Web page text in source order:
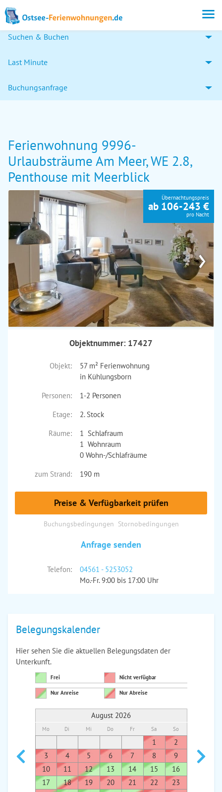
Suchen & Buchen
Last Minute
Buchungsanfrage
Ferienwohnung 9996-
Urlaubsträume Am Meer, WE 2.8,
Penthouse mit Meerblick
›
Übernachtungspreis
ab 106-243 €
pro Nacht
Objektnummer: 17427
Objekt:
57 m² Ferienwohnung
in Kühlungsborn
Personen:
1-2 Personen
Etage:
2. Stock
Räume:
1 Schlafraum
1 Wohnraum
0 Wohn-/Schlafräume
zum Strand:
190 m
Preise & Verfügbarkeit prüfen
Buchungsbedingungen Stornobedingungen
Anfrage senden
Telefon:
04561 - 5253052
Mo.-Fr. 9:00 bis 17:00 Uhr
Belegungskalender
Hier sehen Sie die aktuellen Belegungsdaten der
Unterkunft.
Frei Nicht verfügbar
Nur Anreise Nur Abreise
August 2026
Mo Di Mi Do Fr Sa So
1
2
3
4 5 6 7 8
9
10
11 12 13 14 15
16
17
18 19 20 21 22
23
7